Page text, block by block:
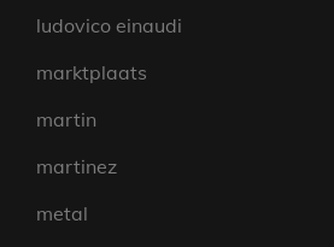
ludovico einaudi
marktplaats
martin
martinez
metal